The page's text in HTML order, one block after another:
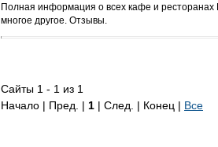
Полная информация о всех кафе и
многое другое. Отзывы.
Сайты 1 - 1 из 1
Начало | Пред. | 1 | След. | Конец | Все